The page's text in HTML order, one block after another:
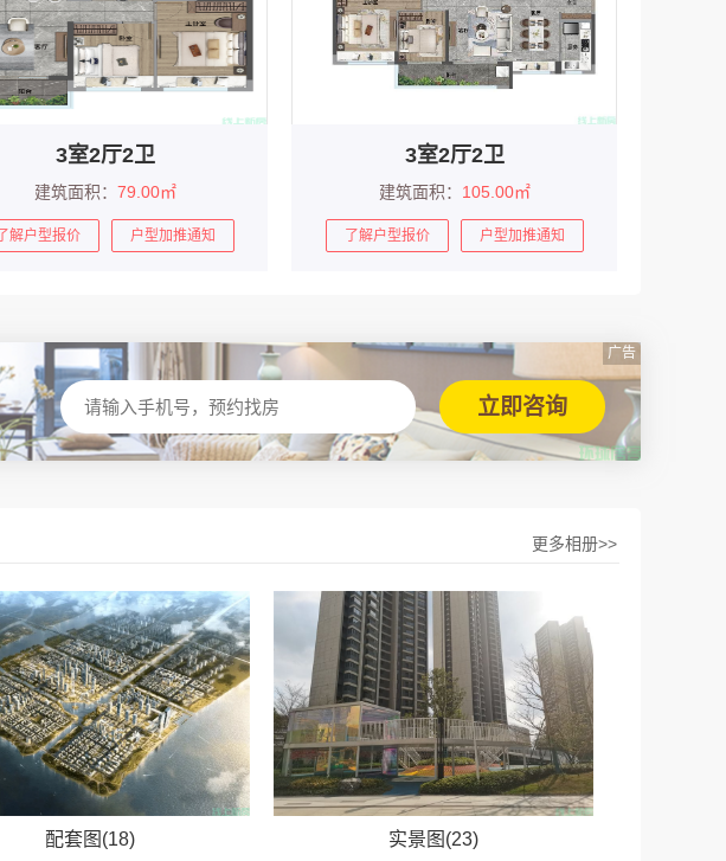
3室2厅2卫
建筑面积： 79.00㎡
了解户型报价 户型加推通知
3室2厅2卫
建筑面积： 105.00㎡
了解户型报价 户型加推通知
广告
更多相册>>
配套图(18) 实景图(23)